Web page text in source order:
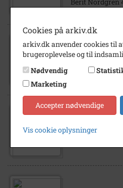
1990- 1995
Bestyrelsen for
Cookies på arkiv.dk
arkiv.dk anvender cookies til
brugeroplevelse og til
Nødvendig
Marketing
Accepter nødvendige
Vis cookie oplysninger